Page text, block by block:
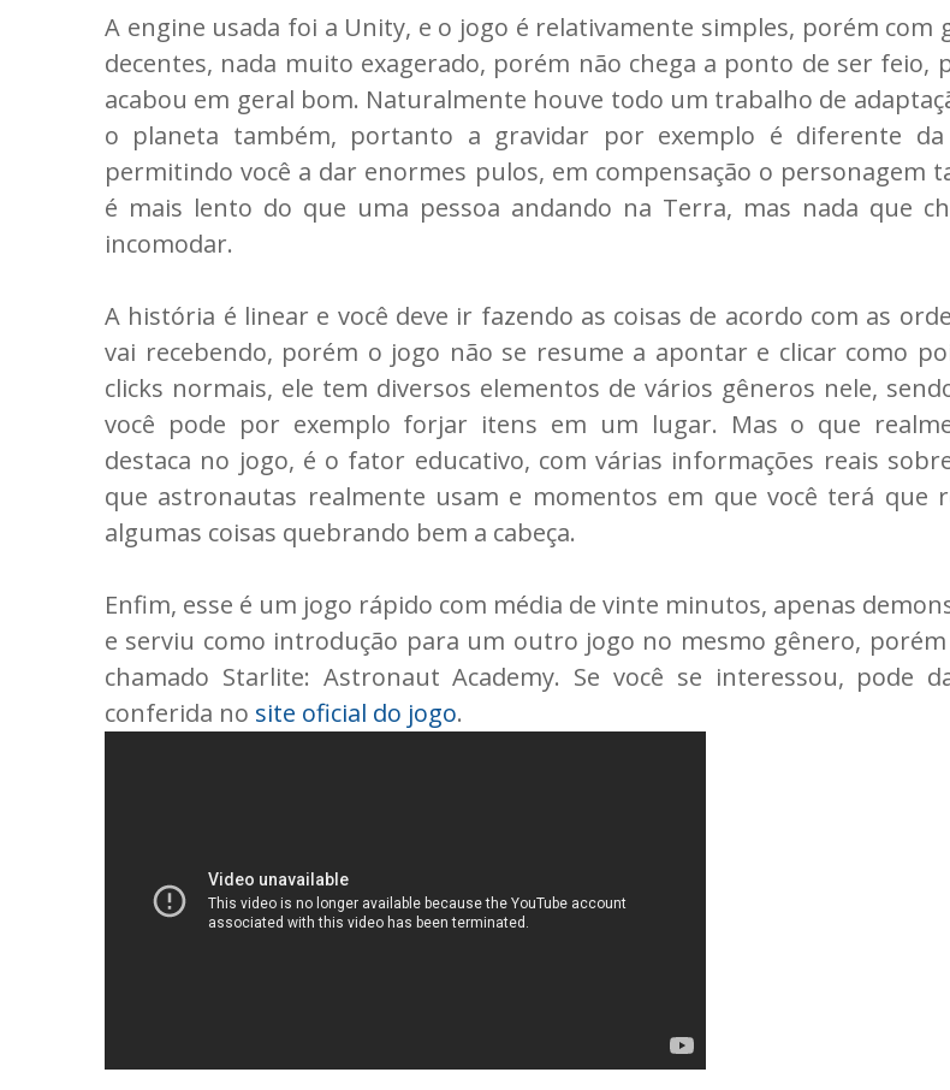
A engine usada foi a Unity, e o jogo é relativamente simples, porém com
decentes, nada muito exagerado, porém não chega a ponto de ser feio,
acabou em geral bom. Naturalmente houve todo um trabalho de
o planeta também, portanto a gravidar por exemplo é diferente da
permitindo você a dar enormes pulos, em compensação o personagem
é mais lento do que uma pessoa andando na Terra, mas nada que
incomodar.
A história é linear e você deve ir fazendo as coisas de acordo com as
vai recebendo, porém o jogo não se resume a apontar e clicar como
clicks normais, ele tem diversos elementos de vários gêneros nele,
você pode por exemplo forjar itens em um lugar. Mas o que
destaca no jogo, é o fator educativo, com várias informações reais
que astronautas realmente usam e momentos em que você terá que
algumas coisas quebrando bem a cabeça.
Enfim, esse é um jogo rápido com média de vinte minutos, apenas
e serviu como introdução para um outro jogo no mesmo gênero,
chamado Starlite: Astronaut Academy. Se você se interessou, pode
conferida no site oficial do jogo.